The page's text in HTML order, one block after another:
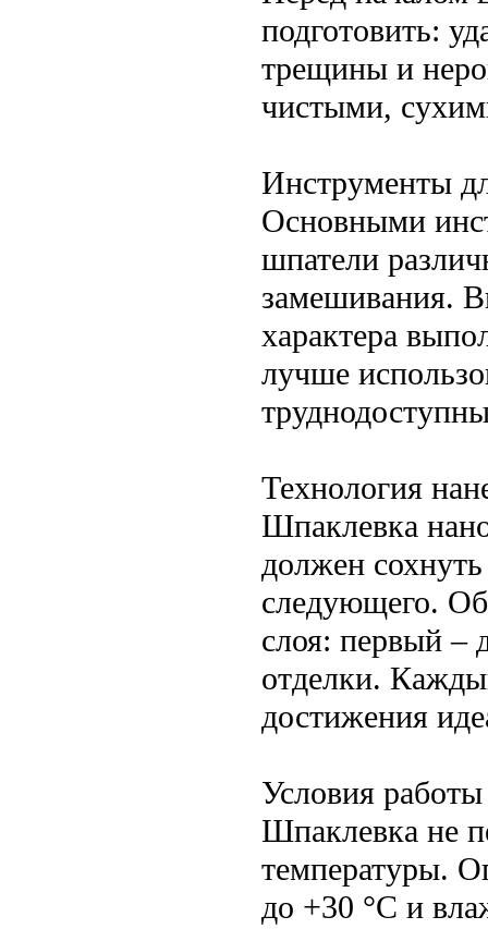
подготовить:
трещины и
чистыми,
Инструменты
Основными
шпатели
замешивания.
характера
лучше
Технология
Шпаклевка
должен
следующего.
слоя: первый –
отделки.
достижения
Условия работы
Шпаклевка не
температуры.
до +30 °C и